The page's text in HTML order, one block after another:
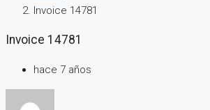
Invoice 14781
Invoice 14781
hace 7 años